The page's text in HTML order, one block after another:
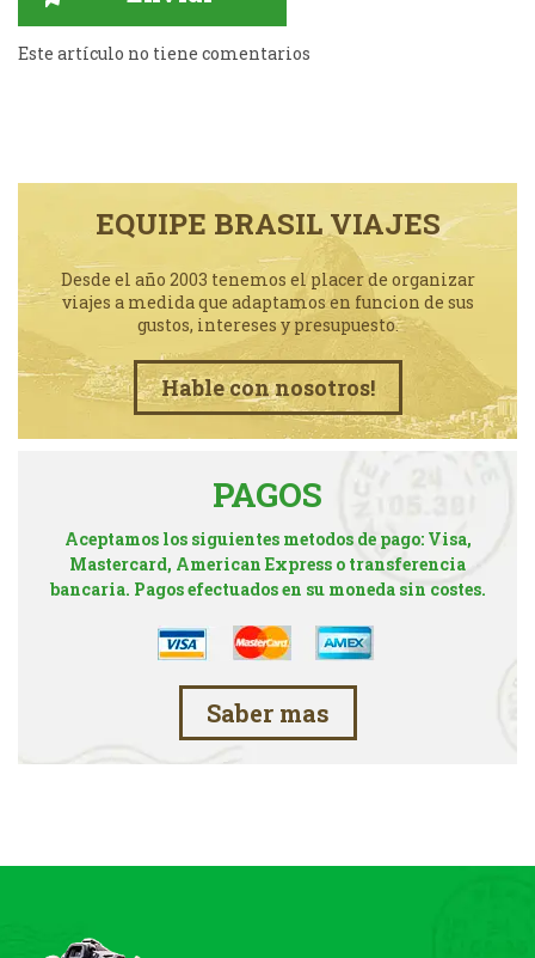
Este artículo no tiene comentarios
EQUIPE BRASIL VIAJES
Desde el año 2003 tenemos el placer de organizar
viajes a medida que adaptamos en funcion de sus
gustos, intereses y presupuesto.
Hable con nosotros!
PAGOS
Aceptamos los siguientes metodos de pago: Visa,
Mastercard, American Express o transferencia
bancaria. Pagos efectuados en su moneda sin costes.
Saber mas